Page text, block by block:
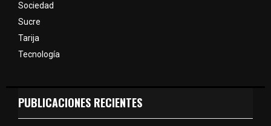
Sociedad
Sucre
Tarija
Tecnología
PUBLICACIONES RECIENTES